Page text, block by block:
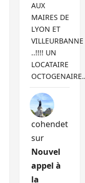
AUX
MAIRES DE
LYON ET
VILLEURBANNE
..!!!! UN
LOCATAIRE
cohendet
sur
Nouvel
appel à
la